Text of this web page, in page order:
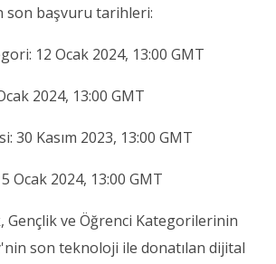
son başvuru tarihleri:
12 Ocak 2024, 13:00 GMT
2024, 13:00 GMT
30 Kasım 2023, 13:00 GMT
Ocak 2024, 13:00 GMT
Gençlik ve Öğrenci Kategorilerinin
son teknoloji ile donatılan dijital